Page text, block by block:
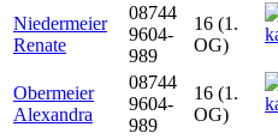
Niedermeier
Renate
08744
9604-
989
16 (1.
OG)
Obermeier
Alexandra
08744
9604-
989
16 (1.
OG)